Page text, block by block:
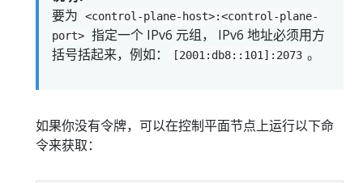
要为
<control-plane-host>:<control-plane-
port> 指定一个 IPv6 元组， IPv6 地址必须用方
括号括起来，例如：
[2001:db8::101]:2073 。
如果你没有令牌，可以在控制平面节点上运行以下命
令来获取：